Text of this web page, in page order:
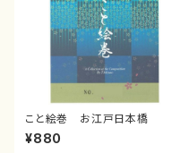
こと絵巻 お江戸日本橋
¥880